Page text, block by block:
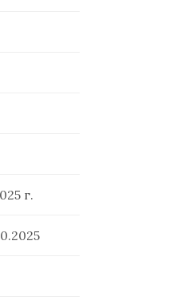
г.